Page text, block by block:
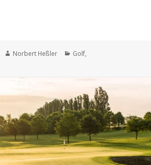
Autor
Norbert Heßler Kategorien
Golf,